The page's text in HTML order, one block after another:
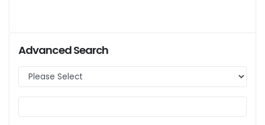
Advanced Search